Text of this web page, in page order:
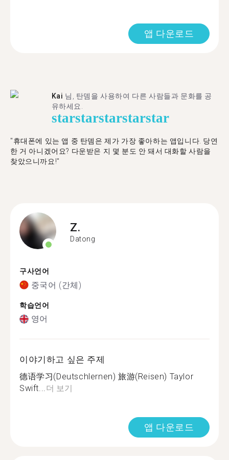
앱 다운로드
Kai 님, 탄뎀을 사용하여 다른 사람들과 문화를 공
유하세요.
starstarstarstarstar
"휴대폰에 있는 앱 중 탄뎀은 제가 가장 좋아하는 앱입니다. 당연
한 거 아니겠어요? 다운받은 지 몇 분도 안 돼서 대화할 사람을
찾았으니까요!"
Z.
Datong
구사언어
중국어 (간체)
학습언어
영어
이야기하고 싶은 주제
德语学习(Deutschlernen) 旅游(Reisen) Taylor
Swift...더 보기
앱 다운로드